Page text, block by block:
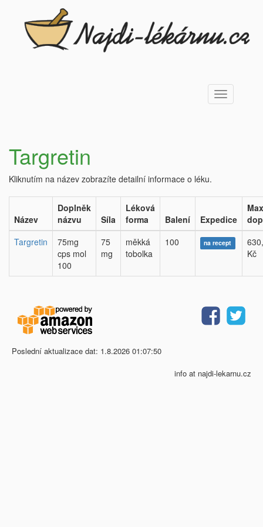
Toggle
navigation
Targretin
Kliknutím na název zobrazíte detailní informace o léku.
Název
Doplněk
názvu
Síla
Léková
forma
Balení Expedice
Targretin
75mg
cps mol
100
75
mg
měkká
tobolka
100 na recept
Kč
Poslední aktualizace dat: 1.8.2026 01:07:50
info at najdi-lekarnu.cz